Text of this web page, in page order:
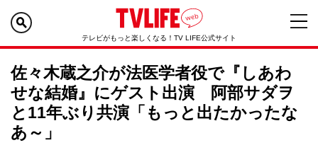
テレビがもっと楽しくなる！TV LIFE公式サイト
佐々木蔵之介が法医学者役で『しあわ
せな結婚』にゲスト出演 阿部サダヲ
と11年ぶり共演「もっと出たかったな
あ～」